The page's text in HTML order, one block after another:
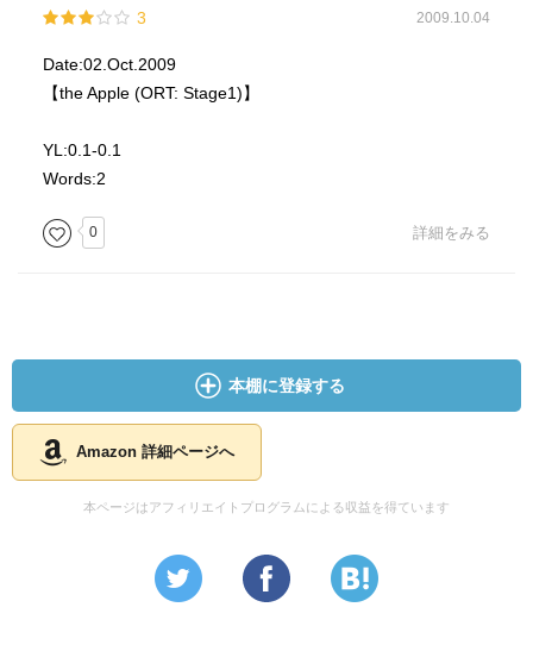
3 2009.10.04
Date:02.Oct.2009
【the Apple (ORT: Stage1)】
YL:0.1-0.1
Words:2
0 詳細をみる
本棚に登録する
Amazon 詳細ページへ
本ページはアフィリエイトプログラムによる収益を得ています